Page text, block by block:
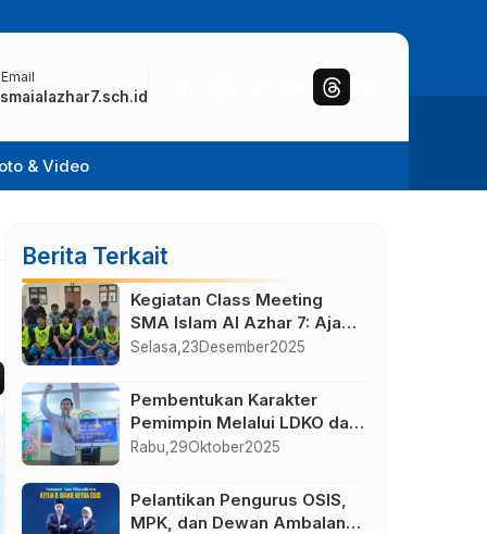
& Video
Berita Terkait
Kegiatan Class Meeting
SMA Islam Al Azhar 7: Ajang
Kebersamaan, Sportivitas,
Selasa, 23Desember2025
Pembentukan Karakter
Pemimpin Melalui LDKO dan
Raker OSIS-MPK 2025
Rabu, 29Oktober2025
Pelantikan Pengurus OSIS,
MPK, dan Dewan Ambalan